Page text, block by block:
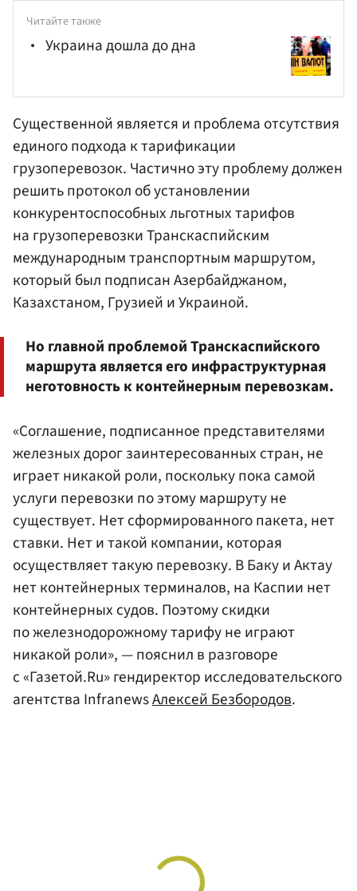
Читайте также
Украина дошла до дна
Существенной является и проблема отсутствия
единого подхода к тарификации
грузоперевозок. Частично эту проблему должен
решить протокол об установлении
конкурентоспособных льготных тарифов
на грузоперевозки Транскаспийским
международным транспортным маршрутом,
который был подписан Азербайджаном,
Казахстаном, Грузией и Украиной.
Но главной проблемой Транскаспийского
маршрута является его инфраструктурная
неготовность к контейнерным перевозкам.
«Соглашение, подписанное представителями
железных дорог заинтересованных стран, не
играет никакой роли, поскольку пока самой
услуги перевозки по этому маршруту не
существует. Нет сформированного пакета, нет
ставки. Нет и такой компании, которая
осуществляет такую перевозку. В Баку и Актау
нет контейнерных терминалов, на Каспии нет
контейнерных судов. Поэтому скидки
по железнодорожному тарифу не играют
никакой роли», — пояснил в разговоре
с «Газетой.Ru» гендиректор исследовательского
агентства InfranewsАлексей Безбородов.